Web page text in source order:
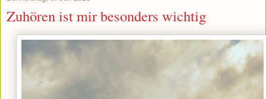
Zuhören ist mir besonders wichtig